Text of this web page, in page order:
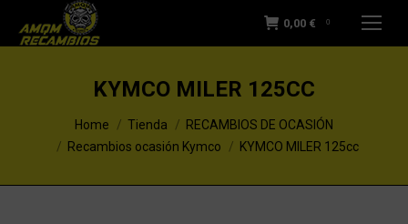
0,00 € 0
KYMCO MILER 125CC
You are here:Home Tienda
RECAMBIOS DE OCASIÓN
Recambios ocasión Kymco
KYMCO MILER 125cc